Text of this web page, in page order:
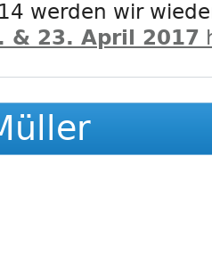
werden wir
& 23. April 2017